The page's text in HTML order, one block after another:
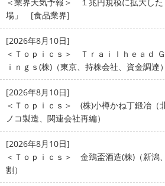
場」 [食品業界]
[2026年8月10日]
＜Ｔｏｐｉｃｓ＞ Ｔｒａｉｌｈｅａｄ
ｉｎｇｓ(株)（東京、持株会社、資金調達）
[2026年8月10日]
＜Ｔｏｐｉｃｓ＞ (株)小樽かね丁鍛冶（
ノコ製造、関連会社再編）
[2026年8月10日]
＜Ｔｏｐｉｃｓ＞ 金鵄盃酒造(株)（新潟
割）